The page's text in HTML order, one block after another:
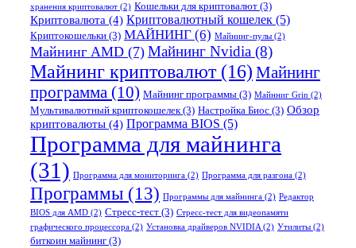
хранения криптовалют (2) Кошельки для криптовалют (3)
Криптовалюта (4) Криптовалютный кошелек (5)
Криптокошельки (3) МАЙНИНГ (6) Майнинг-пулы (2)
Майнинг AMD (7) Майнинг Nvidia (8)
Майнинг криптовалют(16) Майнинг
программа (10) Майнинг программы (3) Майнниг Grin (2)
Мультивалютный криптокошелек(3) Настройка Биос (3) Обзор
криптовалюты (4) Программа BIOS (5)
Программа для майнинга
(31) Программа для мониторинга (2) Программа для разгона (2)
Программы (13) Программы для майнинга (2) Редактор
BIOS для AMD (2) Стресс-тест (3) Стресс-тест для видеопамяти
графического процессора (2) Установка драйверов NVIDIA (2) Утилиты (2)
биткоин майнинг (3)